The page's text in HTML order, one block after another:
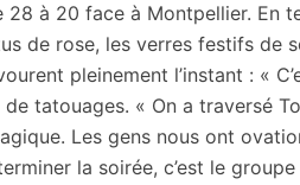
28 à 20 face à Montpellier. En
de rose, les verres festifs de
pleinement l’instant : «
tatouages. « On a traversé
Les gens nous ont
la soirée, c’est le groupe